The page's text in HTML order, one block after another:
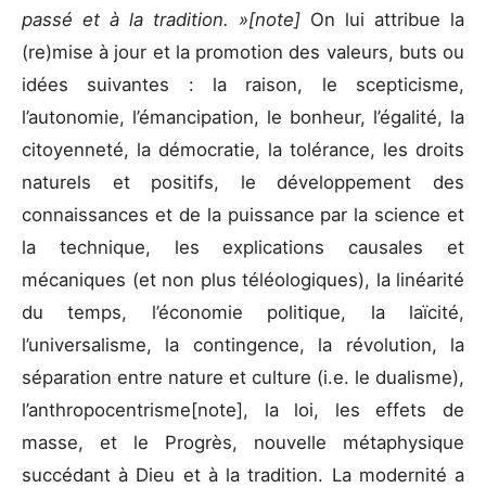
passé et à la tradition. »[note] On lui attribue la
(re)mise à jour et la promotion des valeurs, buts ou
idées suivantes : la raison, le scepticisme,
l’autonomie, l’émancipation, le bonheur, l’égalité, la
citoyenneté, la démocratie, la tolérance, les droits
naturels et positifs, le développement des
connaissances et de la puissance par la science et
la technique, les explications causales et
mécaniques (et non plus téléologiques), la linéarité
du temps, l’économie politique, la laïcité,
l’universalisme, la contingence, la révolution, la
séparation entre nature et culture (i.e. le dualisme),
l’anthropocentrisme[note], la loi, les effets de
masse, et le Progrès, nouvelle métaphysique
succédant à Dieu et à la tradition. La modernité a